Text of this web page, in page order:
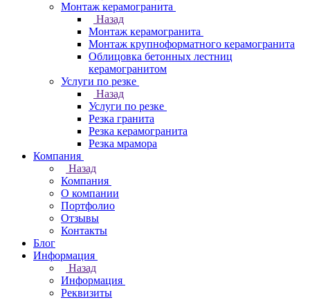
Монтаж керамогранита
Назад
Монтаж керамогранита
Монтаж крупноформатного керамогранита
Облицовка бетонных лестниц
керамогранитом
Услуги по резке
Назад
Услуги по резке
Резка гранита
Резка керамогранита
Резка мрамора
Компания
Назад
Компания
О компании
Портфолио
Отзывы
Контакты
Блог
Информация
Назад
Информация
Реквизиты